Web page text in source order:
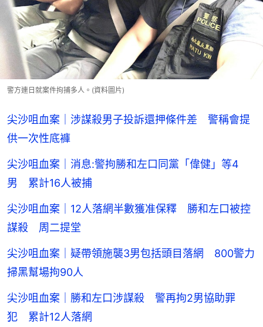
警方連日就案件拘捕多人。(資料圖片)
尖沙咀血案｜涉謀殺男子投訴還押條件差 警稱會提
供一次性底褲
尖沙咀血案｜消息:警拘勝和左口同黨「偉健」等4
男 累計16人被捕
尖沙咀血案｜12人落網半數獲准保釋 勝和左口被控
謀殺 周二提堂
尖沙咀血案｜疑帶領施襲3男包括頭目落網 800警力
掃黑幫場拘90人
尖沙咀血案｜勝和左口涉謀殺 警再拘2男協助罪
犯 累計12人落網